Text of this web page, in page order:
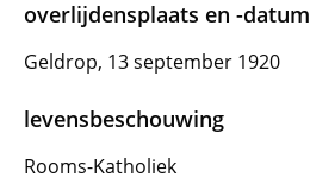
overlijdensplaats en -datum
Geldrop, 13 september 1920
levensbeschouwing
Rooms-Katholiek